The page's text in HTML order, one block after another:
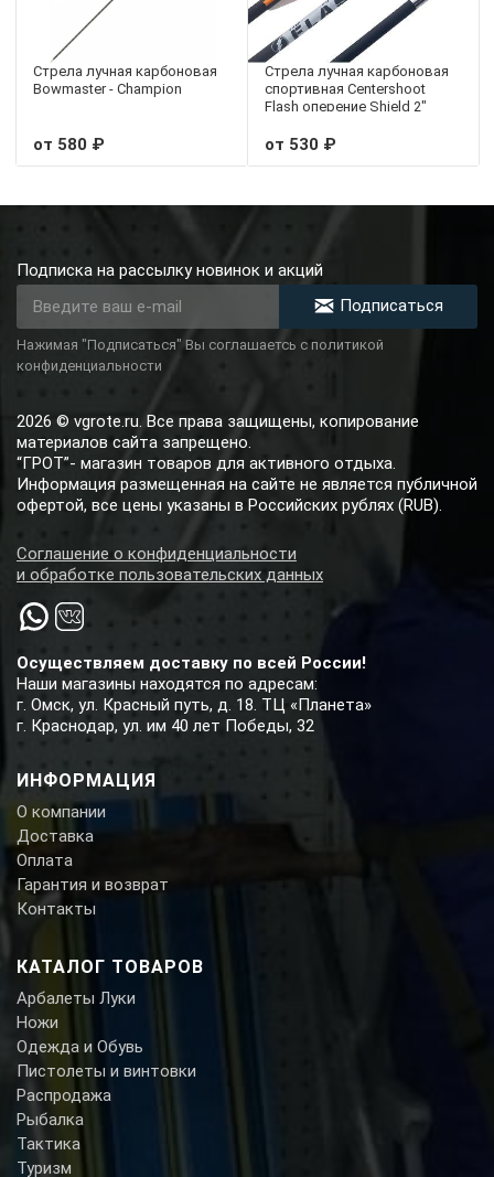
Стрела лучная карбоновая
Bowmaster - Champion
от 580 ₽
Стрела лучная карбоновая
спортивная Centershoot
Flash оперение Shield 2"
от 530 ₽
Осуществляем доставку по всей России!
Наши магазины находятся по адресам:
г. Омск, ул. Красный путь, д. 18. ТЦ «Планета»
г. Краснодар, ул. им 40 лет Победы, 32
ИНФОРМАЦИЯ
О компании
Доставка
Оплата
Гарантия и возврат
Контакты
КАТАЛОГ ТОВАРОВ
Арбалеты Луки
Ножи
Одежда и Обувь
Пистолеты и винтовки
Распродажа
Рыбалка
Тактика
Туризм
Подписка на рассылку новинок и акций
Подписаться
Нажимая "Подписаться" Вы соглашаетсь с политикой
конфиденциальности
2026 © vgrote.ru. Все права защищены, копирование
материалов сайта запрещено.
“ГРОТ”- магазин товаров для активного отдыха.
Информация размещенная на сайте не является публичной
офертой, все цены указаны в Российских рублях (RUB).
Соглашение о конфиденциальности
и обработке пользовательских данных